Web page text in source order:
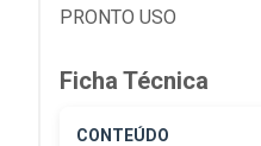
PRONTO USO
Ficha Técnica
CONTEÚDO